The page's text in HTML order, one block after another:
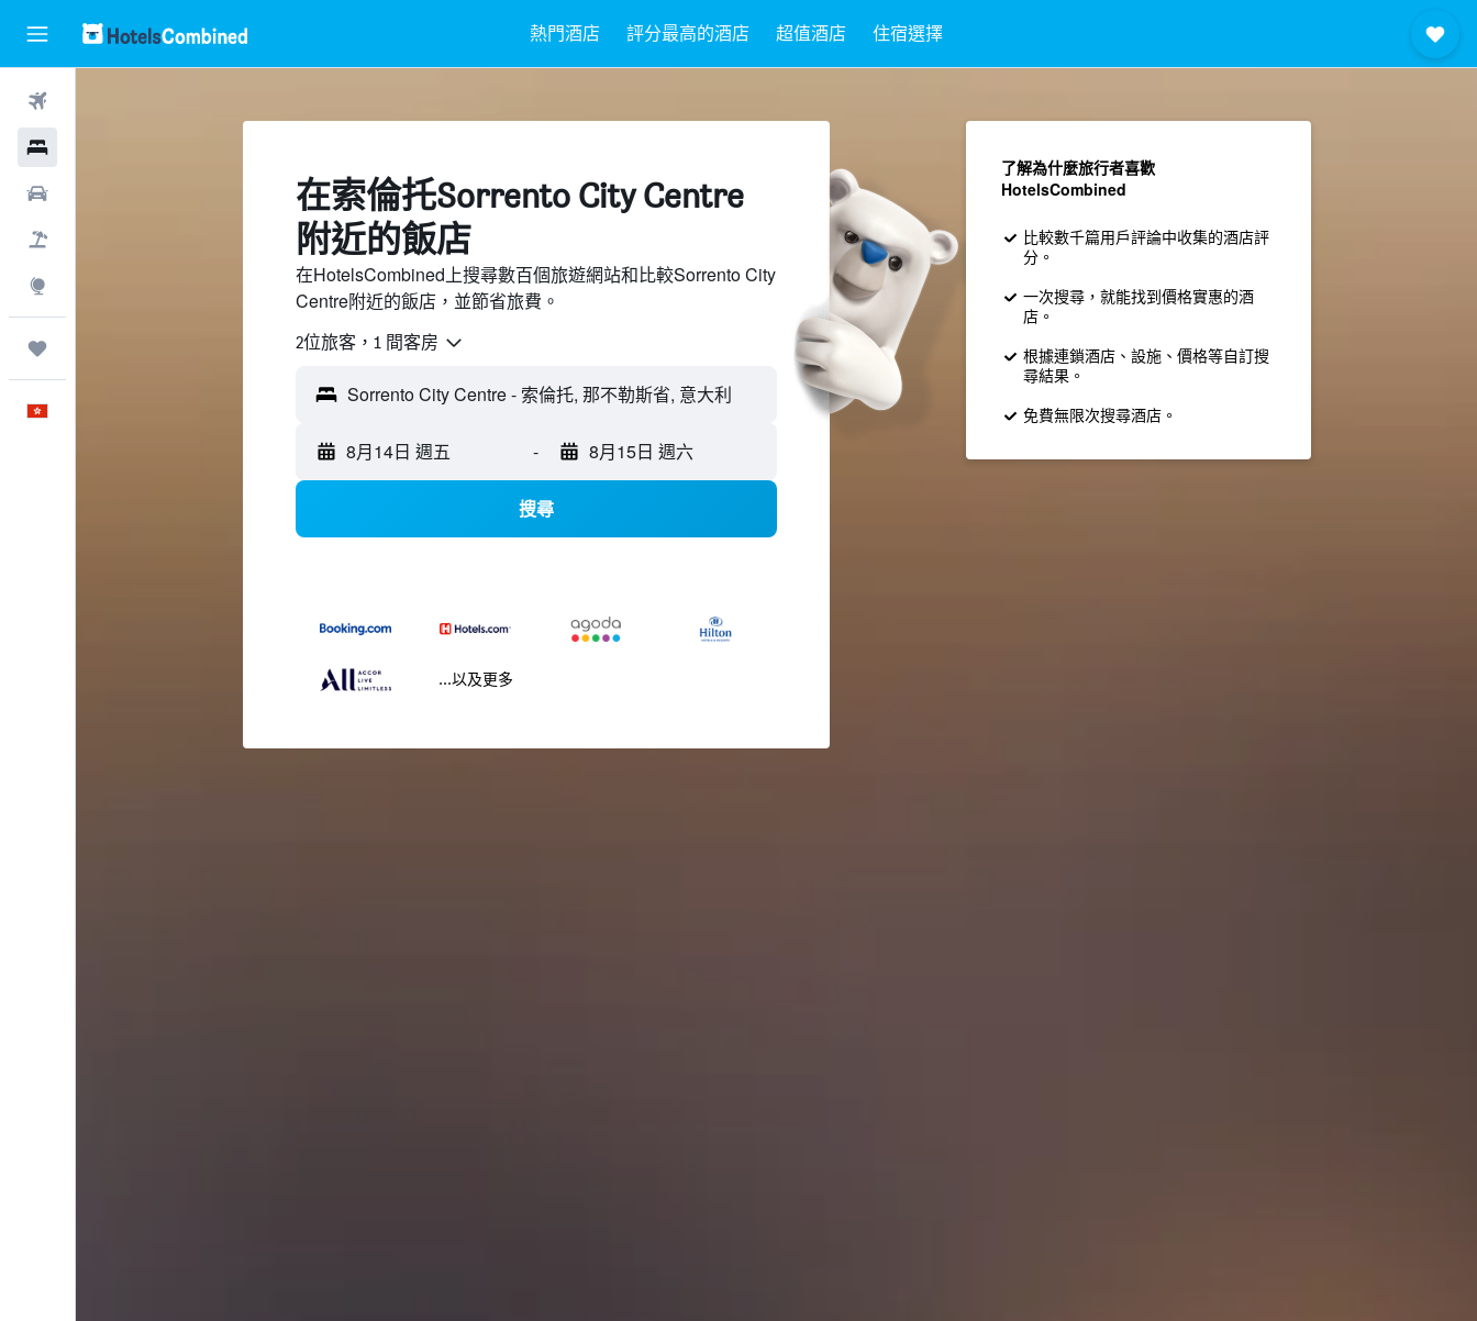
熱門酒店 評分最高的酒店 超值酒店 住宿選擇
​在索倫托Sorrento City Centre
附近​的飯店
在HotelsCombined上搜尋數百個旅遊網站和比較Sorrento City
Centre附近的飯店，並節省旅費。
2位旅客，1 間客房
8月14日 週五 - 8月15日 週六
搜尋
...以及更多
了解為什麼旅行者喜歡
HotelsCombined
比較數千篇用戶評論中收集的酒店評
分。
一次搜尋，就能找到價格實惠的酒
店。
根據連鎖酒店、設施、價格等自訂搜
尋結果。
免費無限次搜尋酒店。